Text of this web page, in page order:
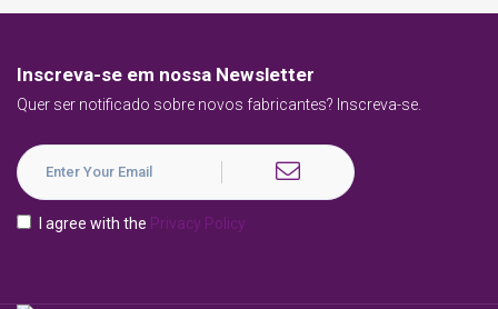
Inscreva-se em nossa Newsletter
Quer ser notificado sobre novos fabricantes? Inscreva-se.
I agree with the Privacy Policy